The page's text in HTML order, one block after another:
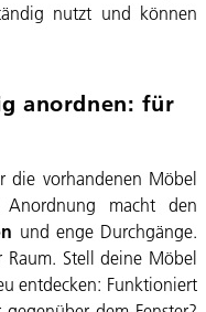
nutzt und können
anordnen: für
die vorhandenen Möbel
macht den
und enge Durchgänge.
Raum. Stell deine Möbel
entdecken: Funktioniert